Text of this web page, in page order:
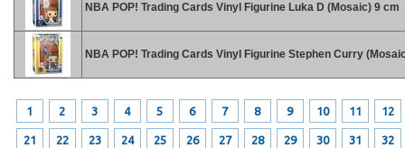
NBA POP! Trading Cards Vinyl Figurine Luka D (Mosaic) 9 cm
NBA POP! Trading Cards Vinyl Figurine Stephen Curry
1 2 3 4 5 6 7 8 9 10 11 12
21 22 23 24 25 26 27 28 29 30 31 32